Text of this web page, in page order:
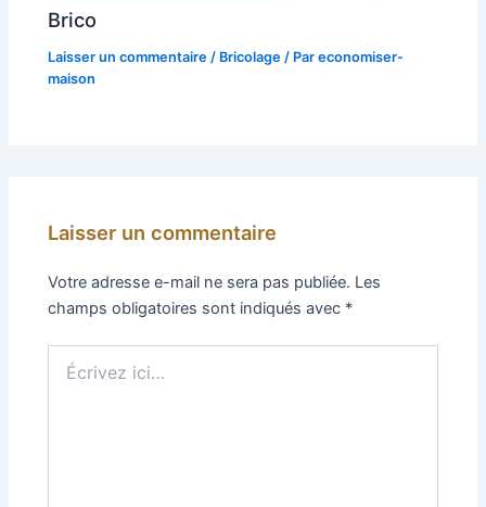
Brico
Laisser un commentaire / Bricolage / Pareconomiser-
maison
Laisser un commentaire
Votre adresse e-mail ne sera pas publiée. Les
champs obligatoires sont indiqués avec *
ici…